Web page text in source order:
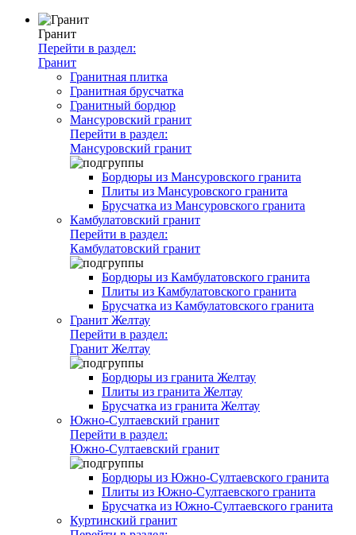
Гранит
Перейти в раздел:
Гранит
Гранитная плитка
Гранитная брусчатка
Гранитный бордюр
Мансуровский гранит
Перейти в раздел:
Мансуровский гранит
Бордюры из Мансуровского гранита
Плиты из Мансуровского гранита
Брусчатка из Мансуровского гранита
Камбулатовский гранит
Перейти в раздел:
Камбулатовский гранит
Бордюры из Камбулатовского гранита
Плиты из Камбулатовского гранита
Брусчатка из Камбулатовского гранита
Гранит Желтау
Перейти в раздел:
Гранит Желтау
Бордюры из гранита Желтау
Плиты из гранита Желтау
Брусчатка из гранита Желтау
Южно-Султаевский гранит
Перейти в раздел:
Южно-Султаевский гранит
Бордюры из Южно-Султаевского гранита
Плиты из Южно-Султаевского гранита
Брусчатка из Южно-Султаевского гранита
Куртинский гранит